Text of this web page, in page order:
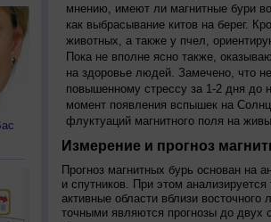
мнению, имеют ли магнитные бури
как выбрасывание китов на берег.
животных, а также у пчел,
Пока не вполне ясно также,
на здоровье людей. Замечено, что
повышенному стрессу за 1-2 дня до
момент появления вспышек на
флуктуаций магнитного поля на
Измерение и прогноз
Прогноз магнитных бурь основан на
и спутников. При этом
активные области вблизи
точными являются прогнозы до двух